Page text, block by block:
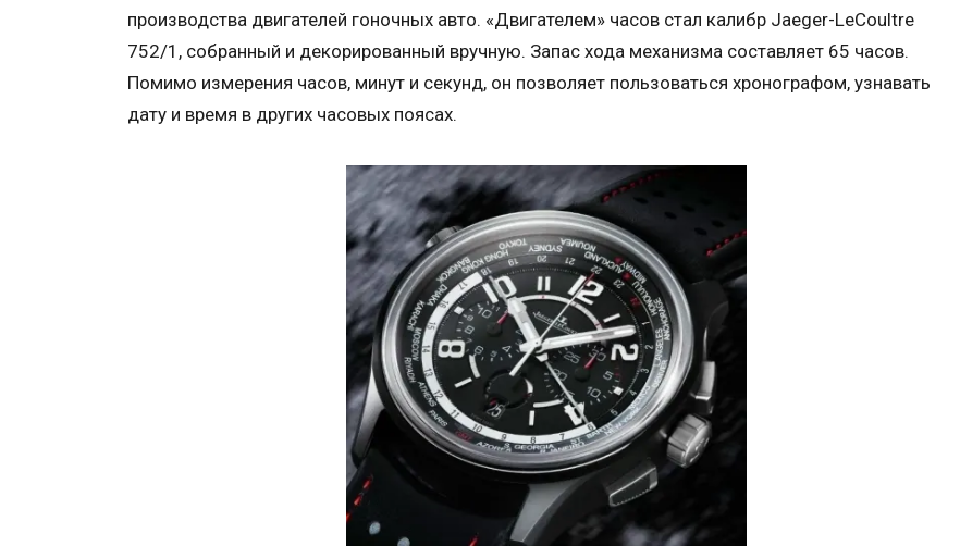
производства двигателей гоночных авто. «Двигателем» часов стал калибр Jaeger-LeCoultre
752/1, собранный и декорированный вручную. Запас хода механизма составляет 65 часов.
Помимо измерения часов, минут и секунд, он позволяет пользоваться хронографом, узнавать
дату и время в других часовых поясах.